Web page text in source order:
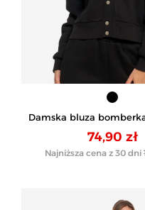
Damska bluza
z napami -
74,90 zł
Najniższa cena z 30 dni